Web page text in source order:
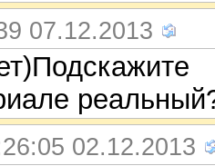
07.12.2013
02.12.2013